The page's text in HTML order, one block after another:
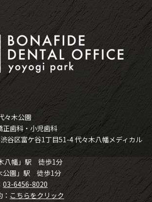
々木公園
正歯科・小児歯科
谷区富ケ谷1丁目51-4 代々木八幡メディカル
八幡」駅 徒歩1分
公園」駅 徒歩1分
03-6456-8020
こちらをクリック